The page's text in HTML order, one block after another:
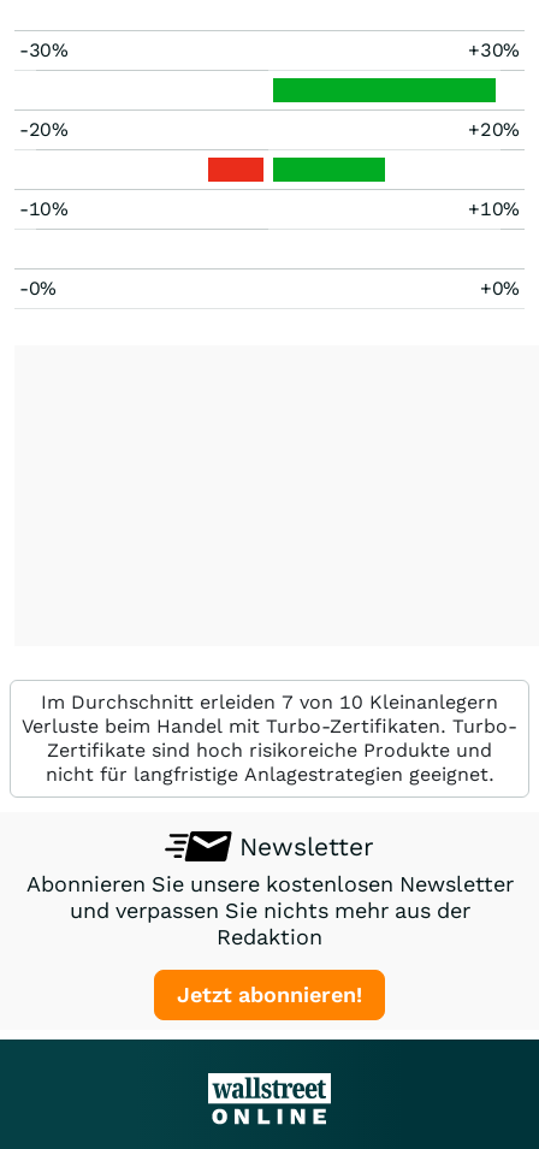
-30% +30%
-20% +20%
-10% +10%
-0% +0%
Im Durchschnitt erleiden 7 von 10 Kleinanlegern
Verluste beim Handel mit Turbo-Zertifikaten. Turbo-
Zertifikate sind hoch risikoreiche Produkte und
nicht für langfristige Anlagestrategien geeignet.
Newsletter
Abonnieren Sie unsere kostenlosen Newsletter
und verpassen Sie nichts mehr aus der
Redaktion
Jetzt abonnieren!